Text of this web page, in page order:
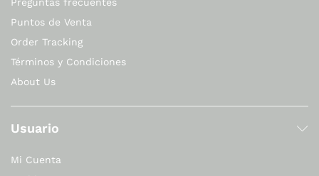
Puntos de Venta
Order Tracking
Términos y Condiciones
About Us
Usuario
Mi Cuenta